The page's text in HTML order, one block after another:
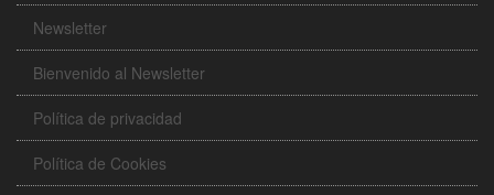
Newsletter
Bienvenido al Newsletter
Política de privacidad
Política de Cookies